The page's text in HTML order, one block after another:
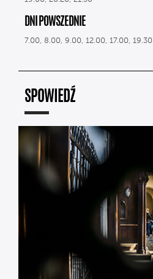
DNI POWSZEDNIE
7.00, 8.00, 9.00, 12.00, 17.00, 19.30
SPOWIEDŹ